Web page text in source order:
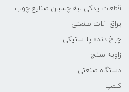
قطعات یدکی لبه چسبان صنایع چوب
یراق آلات صنعتی
چرخ دنده پلاستیکی
زاویه سنج
دستگاه صنعتی
کلمپ